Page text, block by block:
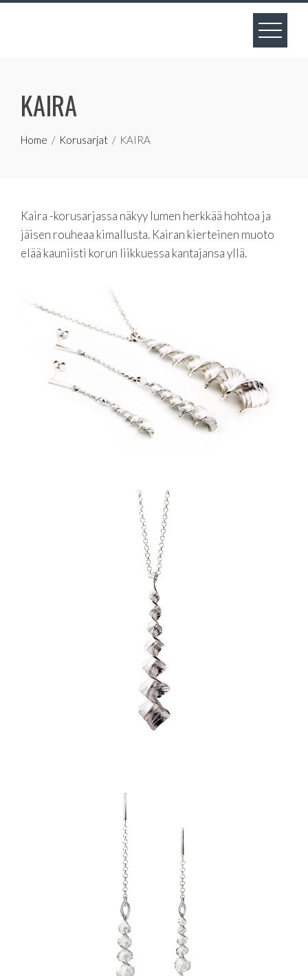
KAIRA
Home Korusarjat KAIRA
Kaira -korusarjassa näkyy lumen herkkää hohtoa ja
jäisen rouheaa kimallusta. Kairan kierteinen muoto
elää kauniisti korun liikkuessa kantajansa yllä.